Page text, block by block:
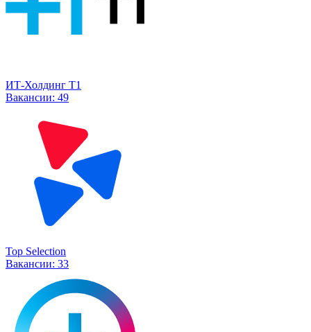
ИТ-Холдинг Т1
Вакансии: 49
Top Selection
Вакансии: 33